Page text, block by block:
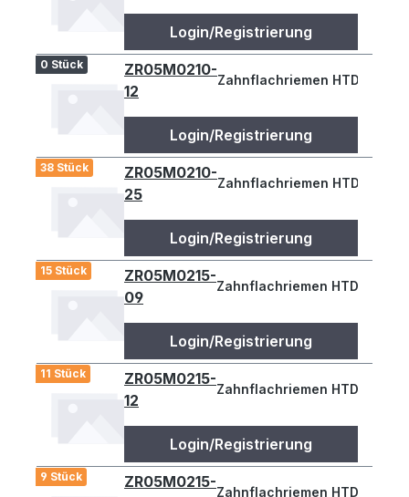
Login/Registrierung
0 Stück
ZR05M0210-
12
Zahnflachriemen HTD 210-
Login/Registrierung
38 Stück
ZR05M0210-
25
Zahnflachriemen HTD 210-
Login/Registrierung
15 Stück
ZR05M0215-
09
Zahnflachriemen HTD 215-
Login/Registrierung
11 Stück
ZR05M0215-
12
Zahnflachriemen HTD 215-
Login/Registrierung
9 Stück
ZR05M0215-
Zahnflachriemen HTD 215-